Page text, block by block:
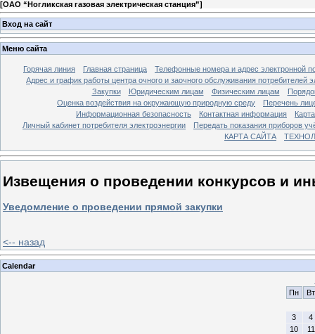
[ОАО “Ногликская газовая электрическая станция”]
Вход на сайт
Меню сайта
Горячая линия Главная страница
Телефонные номера и адрес электронной
Адрес и график работы центра очного и заочного обслуживания потребителей
Закупки
Юридическим лицам Физическим лицам
Оценка воздействия на окружающую природную среду
Перечень
Информационная безопасность
Контактная информация
Личный кабинет потребителя электроэнергии
Передать показания приборов
КАРТА САЙТА
Извещения о проведении конкурсов и
Уведомление о проведении прямой закупки
<-- назад
Calendar
Пн
Вт
3
4
10
11